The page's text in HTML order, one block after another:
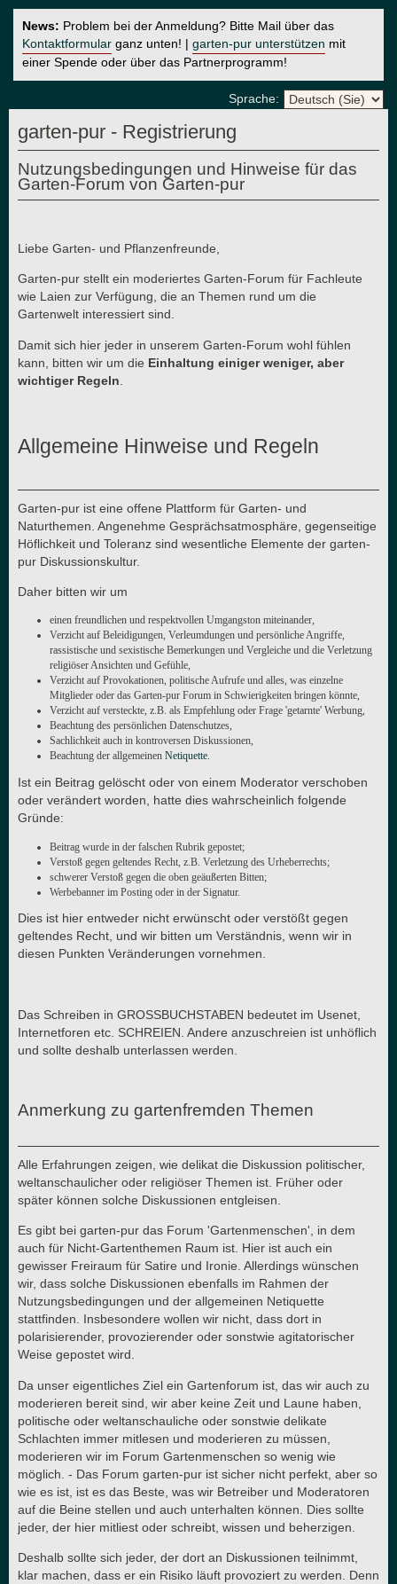
News: Problem bei der Anmeldung? Bitte Mail über das
Kontaktformular ganz unten! | garten-pur unterstützen mit
einer Spende oder über das Partnerprogramm!
Sprache:
garten-pur - Registrierung
Nutzungsbedingungen und Hinweise für das
Garten-Forum von Garten-pur
Liebe Garten- und Pflanzenfreunde,
Garten-pur stellt ein moderiertes Garten-Forum für Fachleute
wie Laien zur Verfügung, die an Themen rund um die
Gartenwelt interessiert sind.
Damit sich hier jeder in unserem Garten-Forum wohl fühlen
kann, bitten wir um die Einhaltung einiger weniger, aber
wichtiger Regeln
Allgemeine Hinweise und Regeln
Garten-pur ist eine offene Plattform für Garten- und
Naturthemen. Angenehme Gesprächsatmosphäre, gegenseitige
Höflichkeit und Toleranz sind wesentliche Elemente der garten-
pur Diskussionskultur.
Daher bitten wir um
einen freundlichen und respektvollen Umgangston miteinander,
Verzicht auf Beleidigungen, Verleumdungen und persönliche Angriffe,
rassistische und sexistische Bemerkungen und Vergleiche und die Verletzung
religiöser Ansichten und Gefühle,
Verzicht auf Provokationen, politische Aufrufe und alles, was einzelne
Mitglieder oder das Garten-pur Forum in Schwierigkeiten bringen könnte,
Verzicht auf versteckte, z.B. als Empfehlung oder Frage 'getarnte' Werbung,
Beachtung des persönlichen Datenschutzes,
Sachlichkeit auch in kontroversen Diskussionen,
Beachtung der allgemeinen Netiquette.
Ist ein Beitrag gelöscht oder von einem Moderator verschoben
oder verändert worden, hatte dies wahrscheinlich folgende
Gründe:
Beitrag wurde in der falschen Rubrik gepostet;
Verstoß gegen geltendes Recht, z.B. Verletzung des Urheberrechts;
schwerer Verstoß gegen die oben geäußerten Bitten;
Werbebanner im Posting oder in der Signatur.
Dies ist hier entweder nicht erwünscht oder verstößt gegen
geltendes Recht, und wir bitten um Verständnis, wenn wir in
diesen Punkten Veränderungen vornehmen.
Das Schreiben in GROSSBUCHSTABEN bedeutet im Usenet,
Internetforen etc. SCHREIEN. Andere anzuschreien ist unhöflich
und sollte deshalb unterlassen werden.
Anmerkung zu gartenfremden Themen
Alle Erfahrungen zeigen, wie delikat die Diskussion politischer,
weltanschaulicher oder religiöser Themen ist. Früher oder
später können solche Diskussionen entgleisen.
Es gibt bei garten-pur das Forum 'Gartenmenschen', in dem
auch für Nicht-Gartenthemen Raum ist. Hier ist auch ein
gewisser Freiraum für Satire und Ironie. Allerdings wünschen
wir, dass solche Diskussionen ebenfalls im Rahmen der
Nutzungsbedingungen und der allgemeinen Netiquette
stattfinden. Insbesondere wollen wir nicht, dass dort in
polarisierender, provozierender oder sonstwie agitatorischer
Weise gepostet wird.
Da unser eigentliches Ziel ein Gartenforum ist, das wir auch zu
moderieren bereit sind, wir aber keine Zeit und Laune haben,
politische oder weltanschauliche oder sonstwie delikate
Schlachten immer mitlesen und moderieren zu müssen,
moderieren wir im Forum Gartenmenschen so wenig wie
möglich. - Das Forum garten-pur ist sicher nicht perfekt, aber so
wie es ist, ist es das Beste, was wir Betreiber und Moderatoren
auf die Beine stellen und auch unterhalten können. Dies sollte
jeder, der hier mitliest oder schreibt, wissen und beherzigen.
Deshalb sollte sich jeder, der dort an Diskussionen teilnimmt,
klar machen, dass er ein Risiko läuft provoziert zu werden. Denn